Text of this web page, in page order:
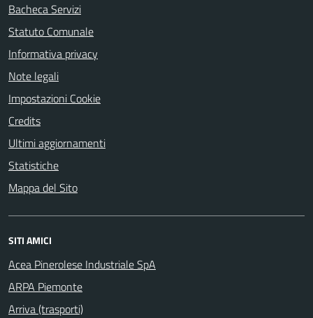
Bacheca Servizi
Statuto Comunale
Informativa privacy
Note legali
Impostazioni Cookie
Credits
Ultimi aggiornamenti
Statistiche
Mappa del Sito
SITI AMICI
Acea Pinerolese Industriale SpA
ARPA Piemonte
Arriva (trasporti)